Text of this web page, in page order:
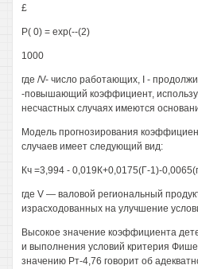
£
Р( 0) = ехр(--(2)
1000
где /V- число работающих, I -
-повышающий коэффициент,
несчастных случаях имеются
Модель прогнозирования
случаев имеет следующий вид:
Кч =3,994 - 0,019К+0,0175(Г-1)-
где V — валовой региональный
израсходованных на улучшение
Высокое значение коэффициента
и выполнения условий критерия
значению Рт-4,76 говорит об